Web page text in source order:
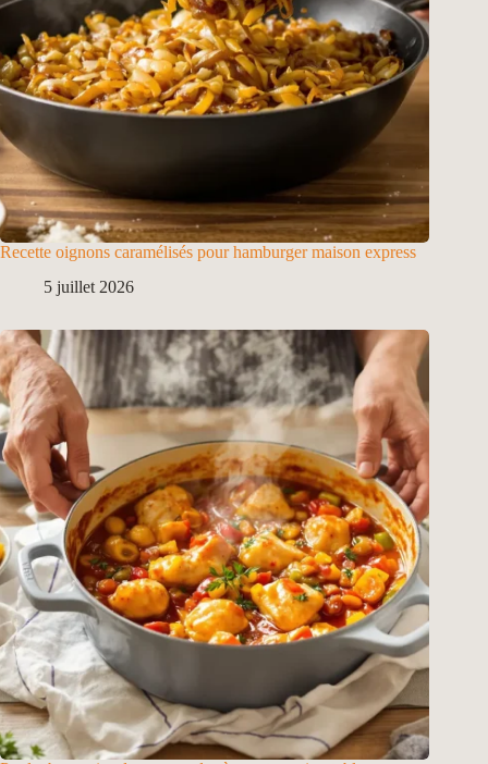
Recette oignons caramélisés pour hamburger maison express
5 juillet 2026